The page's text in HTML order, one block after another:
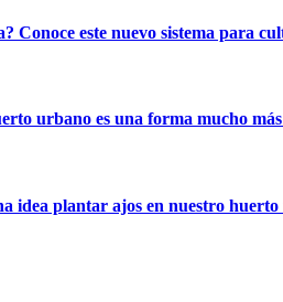
Conoce este nuevo sistema para
urbano es una forma mucho
idea plantar ajos en nuestro